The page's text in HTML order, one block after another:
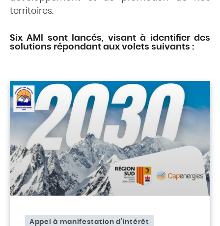
territoires.
Six AMI sont lancés, visant à identifier des
solutions répondant aux volets suivants :
Appel à manifestation d’intérêt